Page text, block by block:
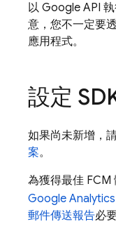
以 Google API
意，您不一定要
應用程式。
設定
如果尚未新增，
案。
為獲得最佳 FCM
Google Analytics
郵件傳送報告必